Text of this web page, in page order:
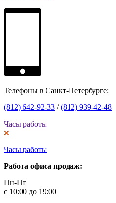
Телефоны в Санкт-Петербурге:
(812) 642-92-33 /(812) 939-42-48
Часы работы
Часы работы
Работа офиса продаж:
Пн-Пт
с 10:00 до 19:00